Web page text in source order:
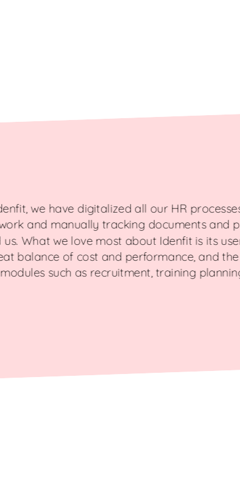
we have digitalized all our HR
and manually tracking documents and
us. What we love most about Idenfit is its
balance of cost and performance, and
such as recruitment, training